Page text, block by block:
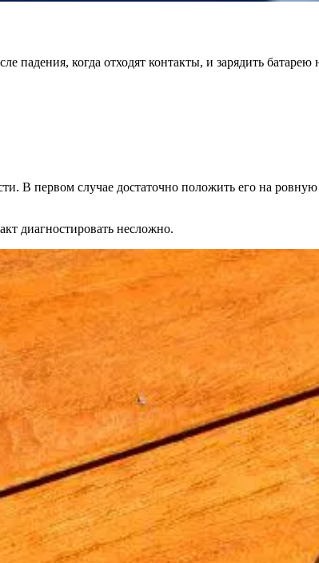
падения, когда отходят контакты, и зарядить батарею
В первом случае достаточно положить его на
диагностировать несложно.